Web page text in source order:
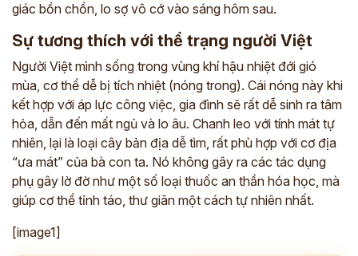
giác bồn chồn, lo sợ vô cớ vào sáng hôm sau.
Sự tương thích với thể trạng người Việt
Người Việt mình sống trong vùng khí hậu nhiệt đới gió
mùa, cơ thể dễ bị tích nhiệt (nóng trong). Cái nóng này khi
kết hợp với áp lực công việc, gia đình sẽ rất dễ sinh ra tâm
hỏa, dẫn đến mất ngủ và lo âu. Chanh leo với tính mát tự
nhiên, lại là loại cây bản địa dễ tìm, rất phù hợp với cơ địa
“ưa mát” của bà con ta. Nó không gây ra các tác dụng
phụ gây lờ đờ như một số loại thuốc an thần hóa học, mà
giúp cơ thể tỉnh táo, thư giãn một cách tự nhiên nhất.
[image1]